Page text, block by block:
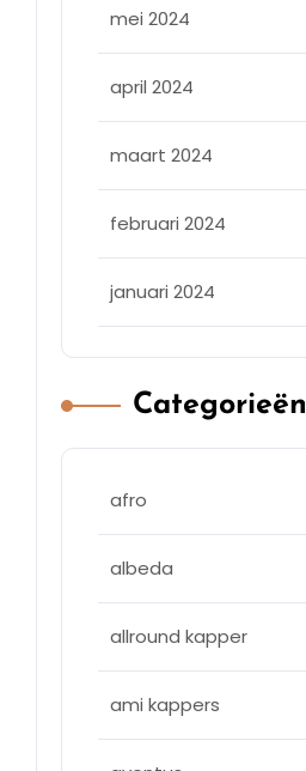
mei 2024
april 2024
maart 2024
februari 2024
januari 2024
Categorieën
afro
albeda
allround kapper
ami kappers